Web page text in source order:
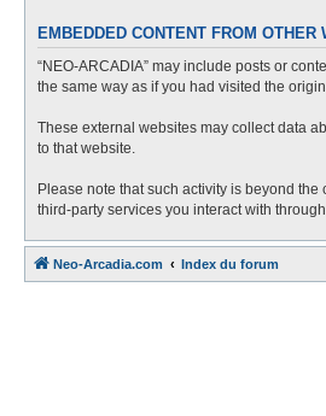
EMBEDDED CONTENT FROM OTHER
“NEO-ARCADIA” may include posts or
the same way as if you had visited the
These external websites may collect data
to that website.
Please note that such activity is beyond
third-party services you interact with
Neo-Arcadia.com Index du forum